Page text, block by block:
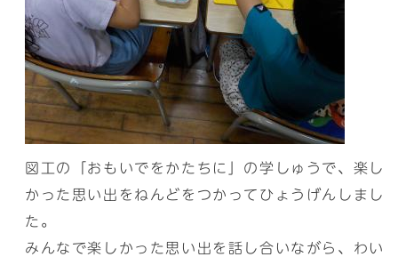
図工の「おもいでをかたちに」の学しゅうで、楽し
かった思い出をねんどをつかってひょうげんしまし
た。
みんなで楽しかった思い出を話し合いながら、わい